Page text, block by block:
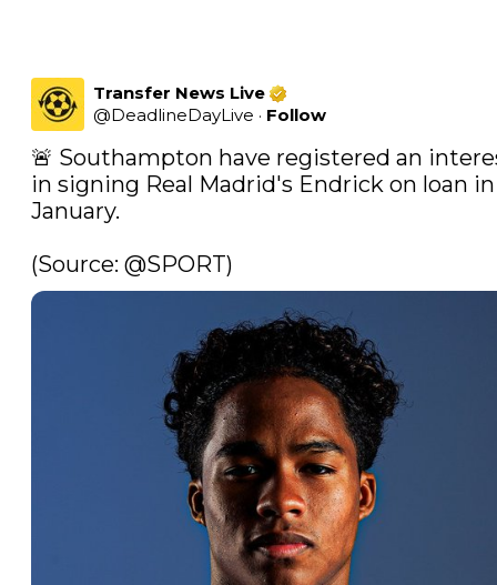
Transfer News Live
@DeadlineDayLive · Follow
🚨 Southampton have registered an
in signing Real Madrid's Endrick on loan in
January.
(Source: @SPORT)